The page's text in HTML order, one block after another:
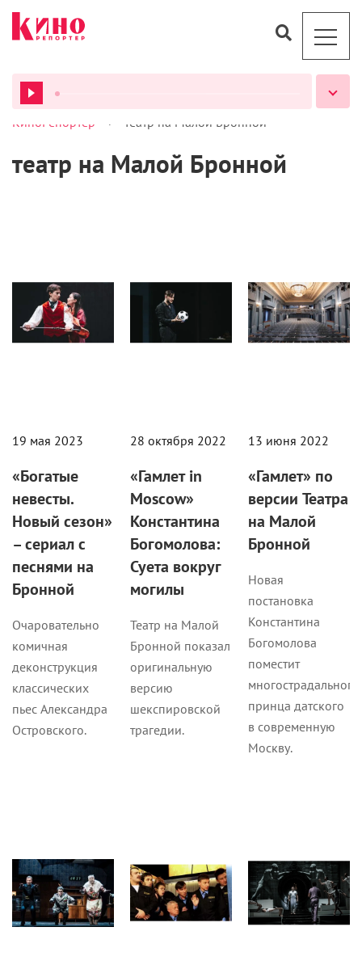
ВСЕ ПОДКАСТЫ
КиноРепортер > театр на Малой Бронной
театр на Малой Бронной
19 мая 2023
«Богатые
невесты.
Новый сезон»
– сериал с
песнями на
Бронной
Очаровательно
комичная
деконструкция
классических
пьес Александра
Островского.
28 октября 2022
«Гамлет in
Moscow»
Константина
Богомолова:
Суета вокруг
могилы
Театр на Малой
Бронной показал
оригинальную
версию
шекспировской
трагедии.
13 июня 2022
«Гамлет» по
версии Театра
на Малой
Бронной
Новая
постановка
Константина
Богомолова
поместит
многострадального
принца датского
в современную
Москву.